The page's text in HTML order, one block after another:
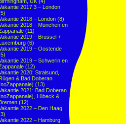
2017 3 – London
2018 – London (8)
2018 – München en
(11)
2019 – Brussel +
(6)
2019 – Oostende
2019 – Schwerin en
(12)
2020: Stralsund,
& Bad Doberan
(13)
2021: Bad Doberan
Lübeck &
(12)
2022 – Den Haag
2022 – Hamburg,